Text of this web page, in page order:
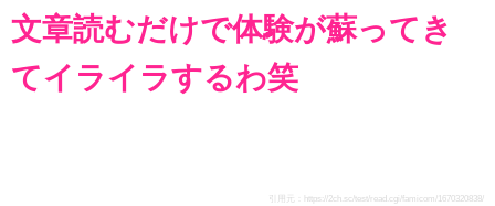
文章読むだけで体験が蘇ってき
てイライラするわ笑
引用元： https://2ch.sc/test/read.cgi/famicom/1670320838/